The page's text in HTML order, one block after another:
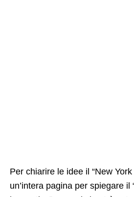
Per chiarire le idee il “New
un’intera pagina per spiegare il